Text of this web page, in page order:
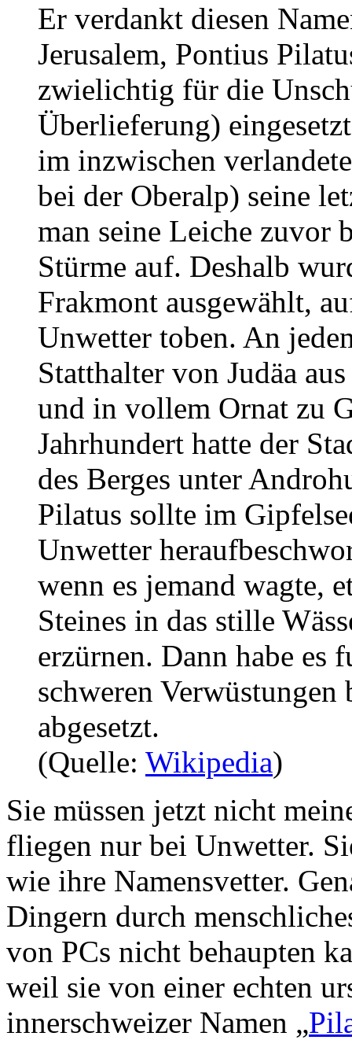
Er verdankt diesen
Jerusalem, Pontius
zwielichtig für die
Überlieferung)
im inzwischen
bei der Oberalp) seine
man seine Leiche zuvor
Stürme auf. Deshalb
Frakmont ausgewählt,
Unwetter toben. An
Statthalter von Judäa
und in vollem Ornat zu
Jahrhundert hatte der
des Berges unter
Pilatus sollte im
Unwetter
wenn es jemand wagte,
Steines in das stille
erzürnen. Dann habe es
schweren
abgesetzt.
(Quelle: Wikipedia)
Sie müssen jetzt nicht
fliegen nur bei Unwetter.
wie ihre Namensvetter.
Dingern durch
von PCs nicht behaupten
weil sie von einer echten
innerschweizer Namen „